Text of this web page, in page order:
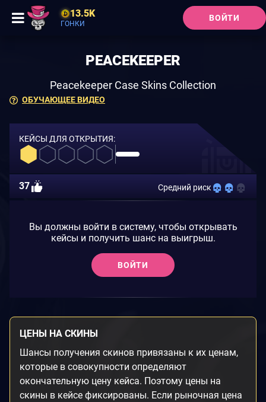
13.5K
ГОНКИ
ВОЙТИ
ОБУЧАЮЩЕЕ ВИДЕО
PEACEKEEPER
Peacekeeper Case Skins Collection
КЕЙСЫ ДЛЯ ОТКРЫТИЯ:
37 Средний риск
Вы должны войти в систему, чтобы открывать
кейсы и получить шанс на выигрыш.
ВОЙТИ
ЦЕНЫ НА СКИНЫ
Шансы получения скинов привязаны к их ценам,
которые в совокупности определяют
окончательную цену кейса. Поэтому цены на
скины в кейсе фиксированы. Если рыночная цена